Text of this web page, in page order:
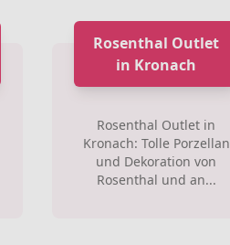
Rosenthal Outlet
in Kronach
Rosenthal Outlet in
Kronach: Tolle Porzellan
und Dekoration von
Rosenthal und an...